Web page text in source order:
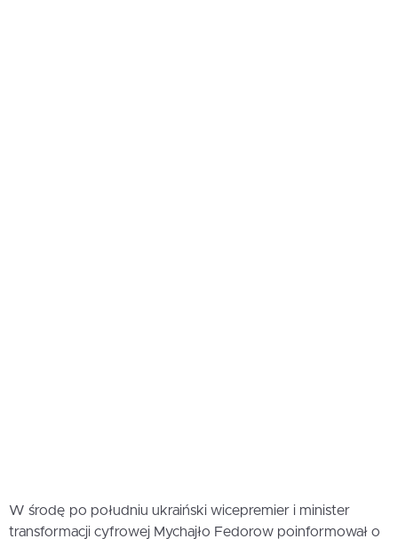
W środę po południu ukraiński wicepremier i minister
transformacji cyfrowej Mychajło Fedorow poinformował o